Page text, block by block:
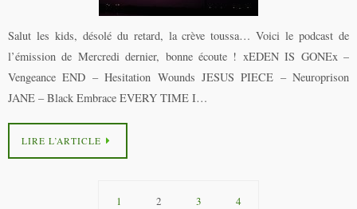
Salut les kids, désolé du retard, la crève toussa… Voici le podcast de
l’émission de Mercredi dernier, bonne écoute ! xEDEN IS GONEx –
Vengeance END – Hesitation Wounds JESUS PIECE – Neuroprison
JANE – Black Embrace EVERY TIME I…
LIRE L’ARTICLE
1 2 3 4